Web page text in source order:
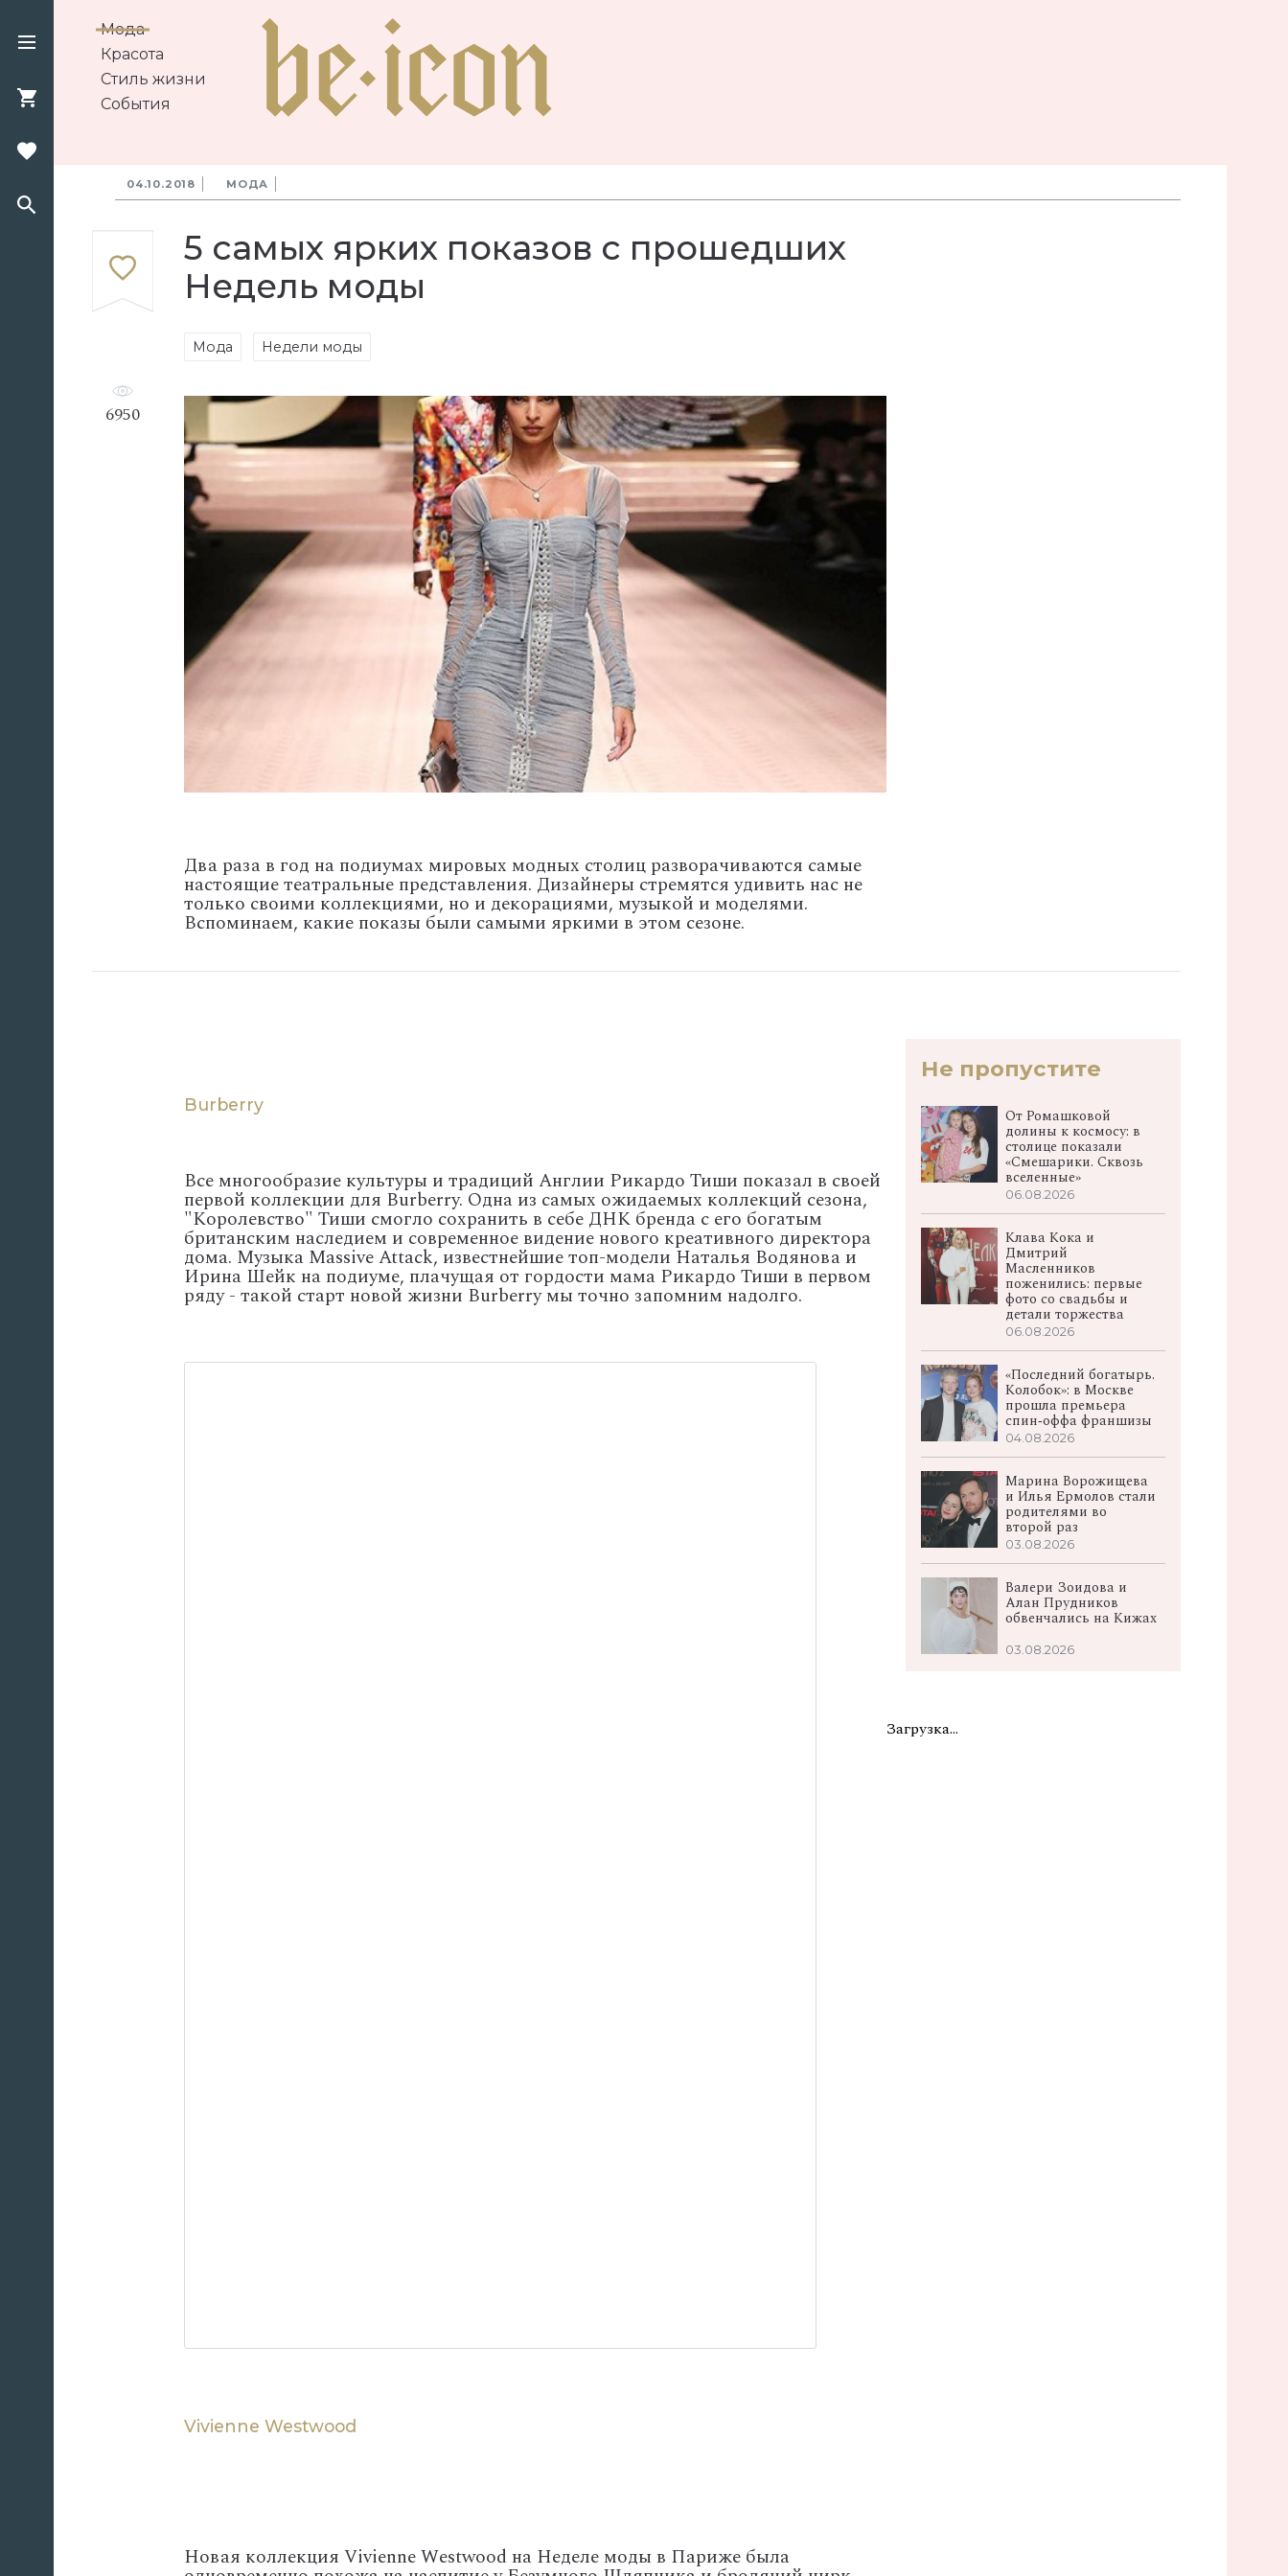
Мода
Красота
Стиль жизни
События
04.10.2018 МОДА
5 самых ярких показов с прошедших
Недель моды
Мода Недели моды
6950
Два раза в год на подиумах мировых модных столиц разворачиваются самые
настоящие театральные представления. Дизайнеры стремятся удивить нас не
только своими коллекциями, но и декорациями, музыкой и моделями.
Вспоминаем, какие показы были самыми яркими в этом сезоне.
Burberry
Все многообразие культуры и традиций Англии Рикардо Тиши показал в своей
первой коллекции для Burberry. Одна из самых ожидаемых коллекций сезона,
"Королевство" Тиши смогло сохранить в себе ДНК бренда c его богатым
британским наследием и современное видение нового креативного директора
дома. Музыка Massive Attack, известнейшие топ-модели Наталья Водянова и
Ирина Шейк на подиуме, плачущая от гордости мама Рикардо Тиши в первом
ряду - такой старт новой жизни Burberry мы точно запомним надолго.
Vivienne Westwood
Новая коллекция Vivienne Westwood на Неделе моды в Париже была
Не пропустите
От Ромашковой
долины к космосу: в
столице показали
«Смешарики. Сквозь
вселенные»
06.08.2026
Клава Кока и
Дмитрий
Масленников
поженились: первые
фото со свадьбы и
детали торжества
06.08.2026
«Последний богатырь.
Колобок»: в Москве
прошла премьера
спин‑оффа франшизы
04.08.2026
Марина Ворожищева
и Илья Ермолов стали
родителями во
второй раз
03.08.2026
Валери Зоидова и
Алан Прудников
обвенчались на Кижах
03.08.2026
Загрузка...